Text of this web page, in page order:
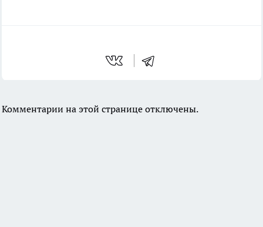
Комментарии на этой странице отключены.